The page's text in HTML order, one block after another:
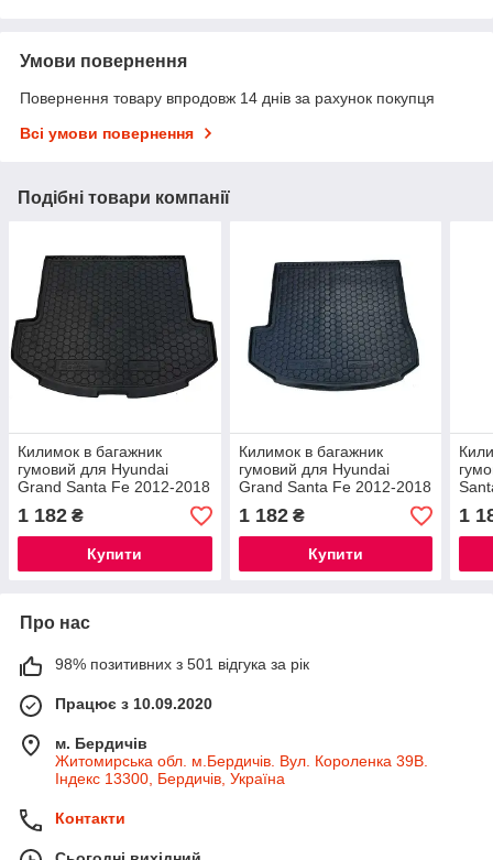
Умови повернення
Повернення товару впродовж 14 днів за рахунок покупця
Всі умови повернення
Подібні товари компанії
Килимок в багажник
гумовий для Hyundai
Grand Santa Fe 2012-2018
/ Хюндай Санта Фе
автогум
1 182 ₴
Купити
Килимок в багажник
гумовий для Hyundai
Grand Santa Fe 2012-2018
/ Хюндай Санта Фе
автогум
1 182₴
Купити
1
Про нас
98% позитивних з 501 відгука за рік
Працює з 10.09.2020
м. Бердичів
Житомирська обл. м.Бердичів. Вул. Короленка 39В.
Індекс 13300, Бердичів, Україна
Контакти